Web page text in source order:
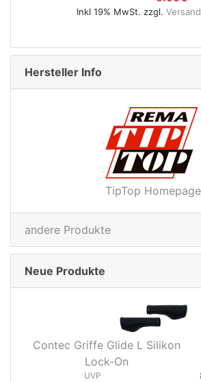
Inkl 19% MwSt. zzgl.Versandkosten
Hersteller Info
TipTop Homepage
andere Produkte
Neue Produkte
Contec Griffe Glide L Silikon
Lock-On
UVP